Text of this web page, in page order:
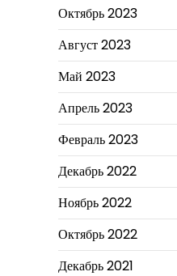
Октябрь 2023
Август 2023
Май 2023
Апрель 2023
Февраль 2023
Декабрь 2022
Ноябрь 2022
Октябрь 2022
Декабрь 2021